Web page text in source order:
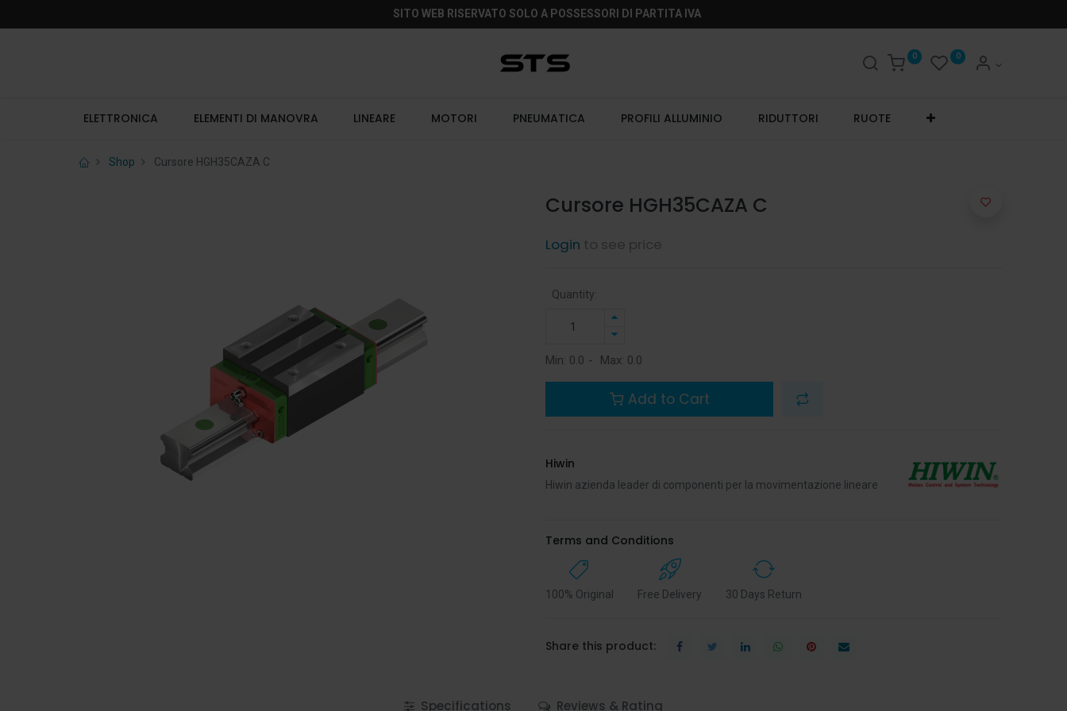
SITO WEB RISERVATO SOLO A POSSESSORI DI PARTITA IVA
0 0
ELETTRONICA ELEMENTI DI MANOVRA LINEARE MOTORI PNEUMATICA PROFILI ALLUMINIO RIDUTTORI RUOTE
Shop Cursore HGH35CAZA C
Cursore HGH35CAZA C
Login to see price
Quantity:
Min: 0.0 - Max: 0.0
Add to Cart
Hiwin
Hiwin azienda leader di componenti per la movimentazione lineare
Terms and Conditions
100% Original Free Delivery 30 Days Return
Share this product:
Specifications Reviews & Rating